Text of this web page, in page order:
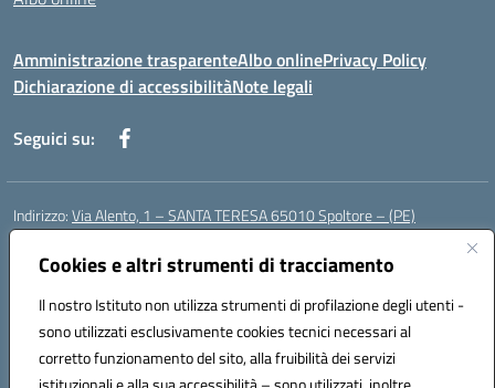
Cookies e altri strumenti di tracciamento
Il nostro Istituto non utilizza strumenti di profilazione degli utenti -
sono utilizzati esclusivamente cookies tecnici necessari al
corretto funzionamento del sito, alla fruibilità dei servizi
Amministrazione trasparenteAlbo onlinePrivacy Policy
Dichiarazione di accessibilitàNote legali
Seguici su:
Indirizzo:Via Alento, 1 – SANTA TERESA 65010 Spoltore – (PE)
Centralino:
Posta elettronica certificata (PEC):peee052003@pec.istruzione.it
Codice fiscale: 80006490686
Codice meccanografico:peee052003
Codice Indice delle Pubbliche Amministrazioni (IPA): istsc_peee052003
Codice unico di fatturazione (CUF): UF01MF